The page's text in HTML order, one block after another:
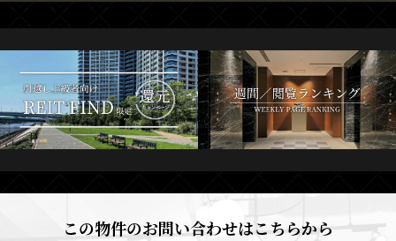
この物件のお問い合わせはこちらから